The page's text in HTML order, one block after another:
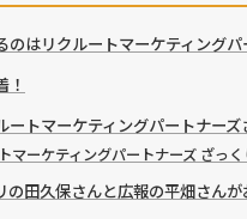
のはリクルートマーケティングパ
！
ートマーケティングパートナーズ
マーケティングパートナーズ ざっく
の田久保さんと広報の平畑さんが